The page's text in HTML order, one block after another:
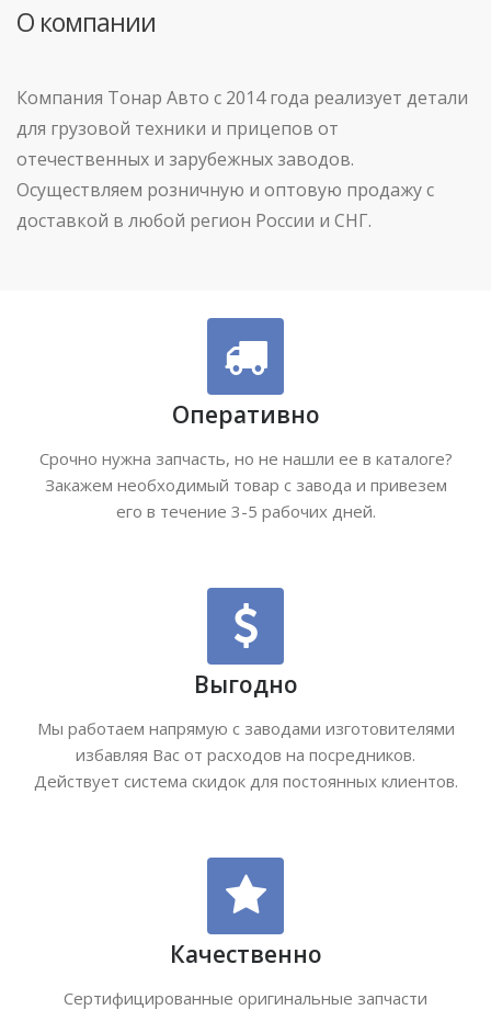
О компании
Компания Тонар Авто с 2014 года реализует детали
для грузовой техники и прицепов от
отечественных и зарубежных заводов.
Осуществляем розничную и оптовую продажу с
доставкой в любой регион России и СНГ.
Оперативно
Срочно нужна запчасть, но не нашли ее в каталоге?
Закажем необходимый товар с завода и привезем
его в течение 3-5 рабочих дней.
Выгодно
Мы работаем напрямую с заводами изготовителями
избавляя Вас от расходов на посредников.
Действует система скидок для постоянных клиентов.
Качественно
Сертифицированные оригинальные запчасти